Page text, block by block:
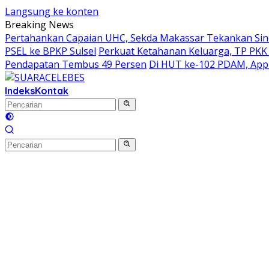
Langsung ke konten
Breaking News
Pertahankan Capaian UHC, Sekda Makassar Tekankan
PSEL ke BPKP Sulsel Perkuat Ketahanan Keluarga, TP
Pendapatan Tembus 49 Persen Di HUT ke-102 PDAM,
IndeksKontak